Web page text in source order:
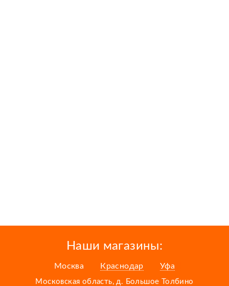
Наши магазины:
Москва Краснодар Уфа
Московская область, д. Большое Толбино